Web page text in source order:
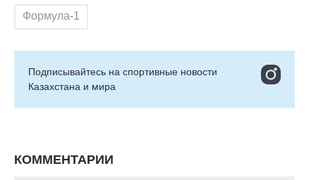
Формула-1
Подписывайтесь на cпортивные новости
Казахстана и мира
КОММЕНТАРИИ